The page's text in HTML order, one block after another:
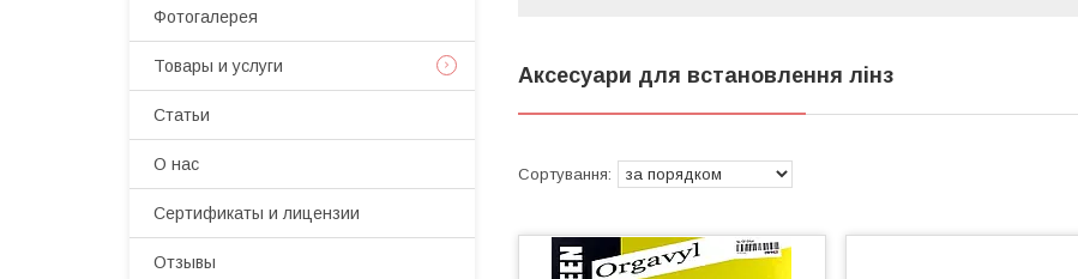
Аксесуари для встановлення лінз
Фотогалерея
Товары и услуги
Статьи
О нас
Сертификаты и лицензии
Отзывы